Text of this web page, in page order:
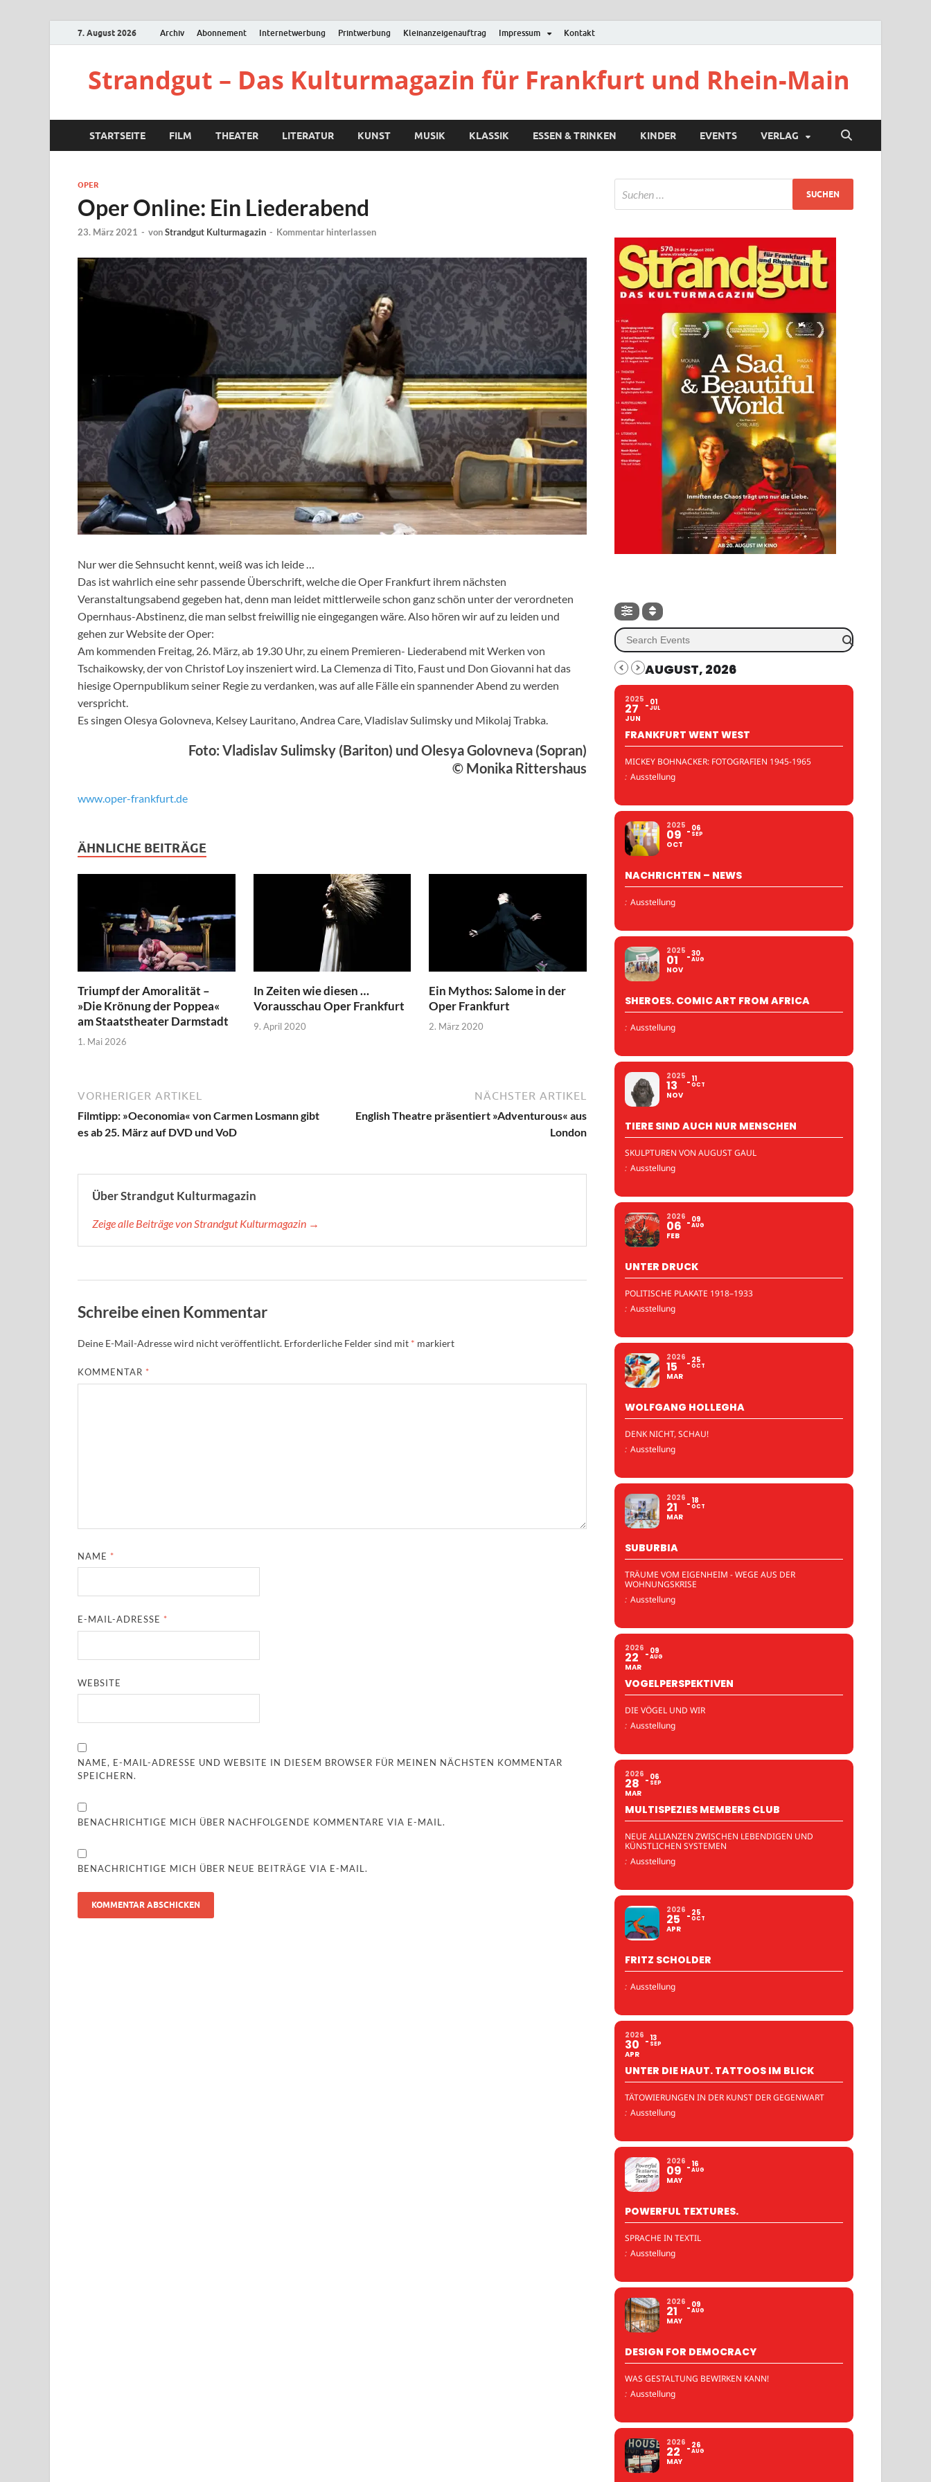
7. August 2026 Archiv Abonnement Internetwerbung Printwerbung Kleinanzeigenauftrag Impressum Kontakt
Strandgut – Das Kulturmagazin für Frankfurt und Rhein-Main
STARTSEITE FILM THEATER LITERATUR KUNST MUSIK KLASSIK ESSEN & TRINKEN KINDER EVENTS VERLAG
OPER
Oper Online: Ein Liederabend
23. März 2021 - vonStrandgut Kulturmagazin - Kommentar hinterlassen
Nur wer die Sehnsucht kennt, weiß was ich leide …
Das ist wahrlich eine sehr passende Überschrift, welche die Oper Frankfurt ihrem nächsten
Veranstaltungsabend gegeben hat, denn man leidet mittlerweile schon ganz schön unter der verordneten
Opernhaus-Abstinenz, die man selbst freiwillig nie eingegangen wäre. Also hören wir auf zu leiden und
gehen zur Website der Oper:
Am kommenden Freitag, 26. März, ab 19.30 Uhr, zu einem Premieren- Liederabend mit Werken von
Tschaikowsky, der von Christof Loy inszeniert wird. La Clemenza di Tito, Faust und Don Giovanni hat das
hiesige Opernpublikum seiner Regie zu verdanken, was auf alle Fälle ein spannender Abend zu werden
verspricht.
Es singen Olesya Golovneva, Kelsey Lauritano, Andrea Care, Vladislav Sulimsky und Mikolaj Trabka.
Foto: Vladislav Sulimsky (Bariton) und Olesya Golovneva (Sopran)
© Monika Rittershaus
www.oper-frankfurt.de
ÄHNLICHE BEITRÄGE
Triumpf der Amoralität –
»Die Krönung der Poppea«
am Staatstheater Darmstadt
1. Mai 2026
In Zeiten wie diesen …
Vorausschau Oper Frankfurt
9. April 2020
Ein Mythos: Salome in der
Oper Frankfurt
2. März 2020
VORHERIGER ARTIKEL
Filmtipp: »Oeconomia« von Carmen Losmann gibt
es ab 25. März auf DVD und VoD
NÄCHSTER ARTIKEL
English Theatre präsentiert »Adventurous« aus
London
Über Strandgut Kulturmagazin
Zeige alle Beiträge von Strandgut Kulturmagazin →
Schreibe einen Kommentar
Deine E-Mail-Adresse wird nicht veröffentlicht. Erforderliche Felder sind mit * markiert
KOMMENTAR *
NAME *
E-MAIL-ADRESSE *
WEBSITE
NAME, E-MAIL-ADRESSE UND WEBSITE IN DIESEM BROWSER FÜR MEINEN NÄCHSTEN KOMMENTAR
SPEICHERN.
BENACHRICHTIGE MICH ÜBER NACHFOLGENDE KOMMENTARE VIA E-MAIL.
BENACHRICHTIGE MICH ÜBER NEUE BEITRÄGE VIA E-MAIL.
AUGUST, 2026
2025
27
JUN
01
JUL
FRANKFURT WENT WEST
MICKEY BOHNACKER: FOTOGRAFIEN 1945-1965
: Ausstellung
2025
09
OCT
06
SEP
NACHRICHTEN – NEWS
: Ausstellung
2025
01
NOV
30
AUG
SHEROES. COMIC ART FROM AFRICA
: Ausstellung
2025
13
NOV
11
OCT
TIERE SIND AUCH NUR MENSCHEN
SKULPTUREN VON AUGUST GAUL
: Ausstellung
2026
06
FEB
09
AUG
UNTER DRUCK
POLITISCHE PLAKATE 1918–1933
: Ausstellung
2026
15
MAR
25
OCT
WOLFGANG HOLLEGHA
DENK NICHT, SCHAU!
: Ausstellung
2026
21
MAR
18
OCT
SUBURBIA
TRÄUME VOM EIGENHEIM - WEGE AUS DER
WOHNUNGSKRISE
: Ausstellung
2026
22
MAR
09
AUG
VOGELPERSPEKTIVEN
DIE VÖGEL UND WIR
: Ausstellung
2026
28
MAR
06
SEP
MULTISPEZIES MEMBERS CLUB
NEUE ALLIANZEN ZWISCHEN LEBENDIGEN UND
KÜNSTLICHEN SYSTEMEN
: Ausstellung
2026
25
APR
25
OCT
FRITZ SCHOLDER
: Ausstellung
2026
30
APR
13
SEP
UNTER DIE HAUT. TATTOOS IM BLICK
TÄTOWIERUNGEN IN DER KUNST DER GEGENWART
: Ausstellung
2026
09
MAY
16
AUG
POWERFUL TEXTURES.
SPRACHE IN TEXTIL
: Ausstellung
2026
21
MAY
09
AUG
DESIGN FOR DEMOCRACY
WAS GESTALTUNG BEWIRKEN KANN!
: Ausstellung
2026
22
MAY
26
AUG